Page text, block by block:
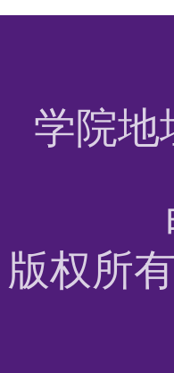
学院地
版权所